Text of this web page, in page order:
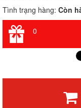
Tình trạng hàng: Còn
0